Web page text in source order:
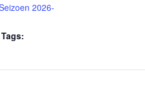
2026-